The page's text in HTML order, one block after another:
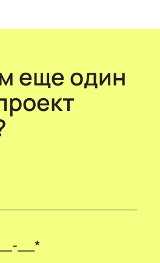
еще один